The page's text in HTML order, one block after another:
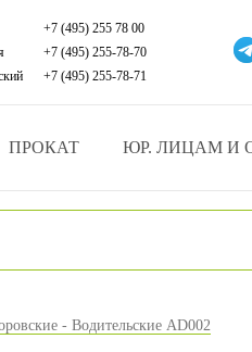
+7 (495) 255 78 00
+7 (495) 255-78-70
+7 (495) 255-78-71
ПРОКАТ ЮР. ЛИЦАМ И
- Водительские AD002